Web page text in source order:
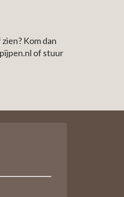
Kom dan
of stuur